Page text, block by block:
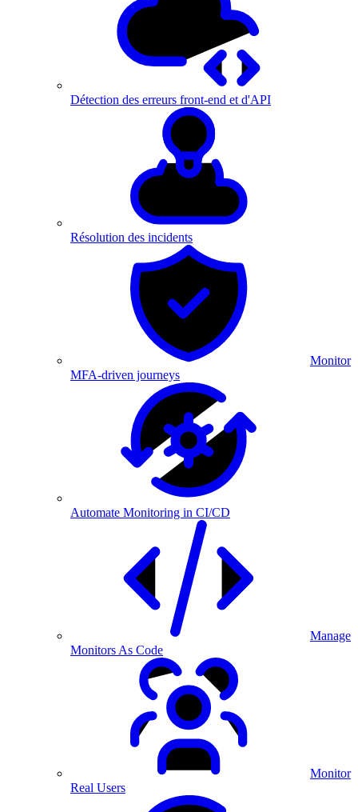
Détection des erreurs front-end et d'API
Résolution des incidents
Monitor
MFA-driven journeys
Automate Monitoring in CI/CD
Manage
Monitors As Code
Monitor
Real Users